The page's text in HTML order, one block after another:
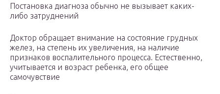
Постановка диагноза обычно не вызывает каких-
либо затруднений
Доктор обращает внимание на состояние грудных
желез, на степень их увеличения, на наличие
признаков воспалительного процесса. Естественно,
учитывается и возраст ребенка, его общее
самочувствие